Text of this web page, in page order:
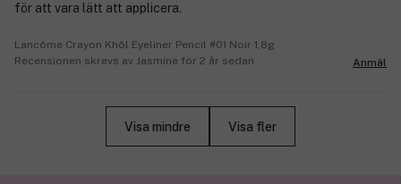
för att vara lätt att applicera.
Lancôme Crayon Khôl Eyeliner Pencil #01 Noir 1,8g
Recensionen skrevs av Jasmine för 2 år sedan
Anmäl
Visa mindre Visa fler